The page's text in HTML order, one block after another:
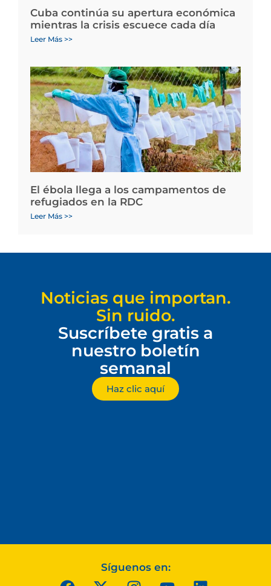
Cuba continúa su apertura económica
mientras la crisis escuece cada día
Leer Más >>
El ébola llega a los campamentos de
refugiados en la RDC
Leer Más >>
Noticias que importan.
Sin ruido.
Suscríbete gratis a
nuestro boletín
semanal
Haz clic aquí
Síguenos en: